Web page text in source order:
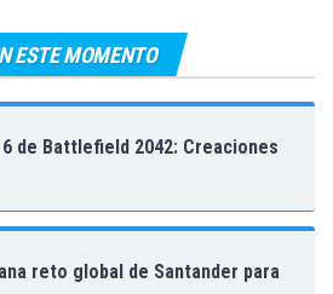
ESTE MOMENTO
6 de Battlefield 2042: Creaciones
reto global de Santander para